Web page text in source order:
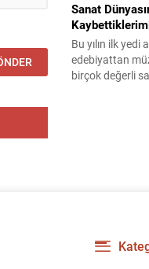
Sanat
Bu yılın ilk
edebiyattan
birçok değerli